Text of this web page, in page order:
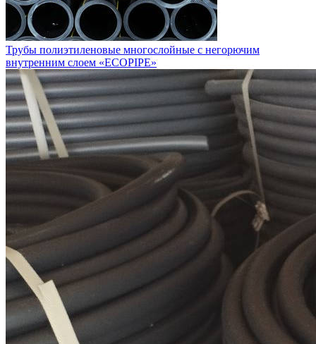
Трубы полиэтиленовые многослойные с негорючим
внутренним слоем «ECOPIPE»